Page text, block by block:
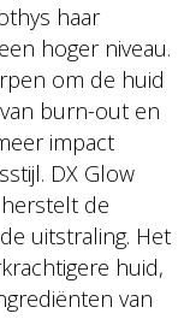
haar
hoger niveau.
om de huid
burn-out en
impact
DX Glow
de
uitstraling. Het
huid,
van